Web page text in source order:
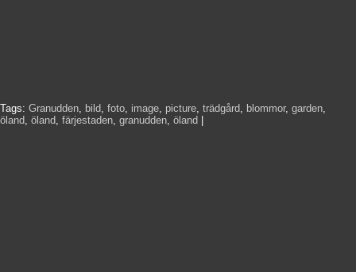
Tags: Granudden, bild, foto, image, picture, trädgård, blommor, garden,
öland, öland, färjestaden, granudden, öland